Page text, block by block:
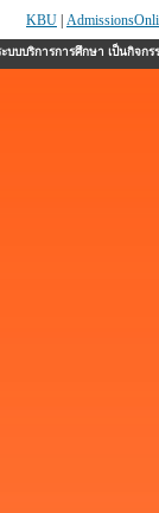
KBU
ะบบบริการการศึกษา เป็นกิ